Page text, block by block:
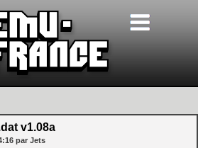
v1.08a
par Jets